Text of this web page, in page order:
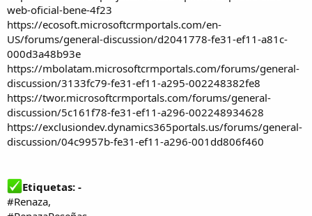
web-oficial-bene-4f23
https://ecosoft.microsoftcrmportals.com/en-
US/forums/general-discussion/d2041778-fe31-ef11-a81c-
000d3a48b93e
https://mbolatam.microsoftcrmportals.com/forums/general-
discussion/3133fc79-fe31-ef11-a295-002248382fe8
https://twor.microsoftcrmportals.com/forums/general-
discussion/5c161f78-fe31-ef11-a296-002248934628
https://exclusiondev.dynamics365portals.us/forums/general-
discussion/04c9957b-fe31-ef11-a296-001dd806f460
Etiquetas: -
#Renaza,